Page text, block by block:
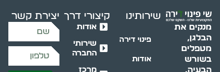
מנקים את
הבלגן,
מטפלים
בשורש
הבעיה.
שירותינו
פינוי דירה
אודות
קיצורי דרך
אודות
שירותי
החברה
מרכז
יצירת קשר